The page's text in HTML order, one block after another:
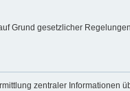
Grund gesetzlicher
zentraler Informationen